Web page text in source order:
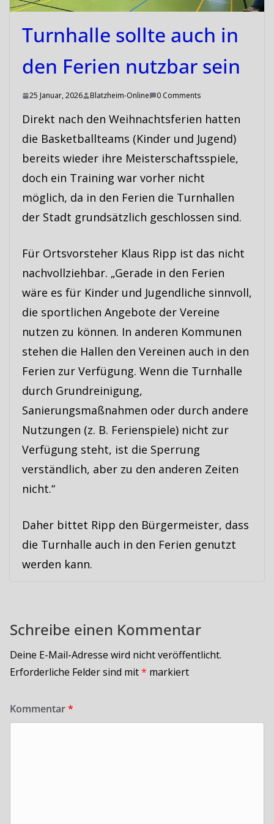
Turnhalle sollte auch in
den Ferien nutzbar sein
25 Januar, 2026 Blatzheim-Online 0 Comments
Direkt nach den Weihnachtsferien hatten
die Basketballteams (Kinder und Jugend)
bereits wieder ihre Meisterschaftsspiele,
doch ein Training war vorher nicht
möglich, da in den Ferien die Turnhallen
der Stadt grundsätzlich geschlossen sind.
Für Ortsvorsteher Klaus Ripp ist das nicht
nachvollziehbar. „Gerade in den Ferien
wäre es für Kinder und Jugendliche sinnvoll,
die sportlichen Angebote der Vereine
nutzen zu können. In anderen Kommunen
stehen die Hallen den Vereinen auch in den
Ferien zur Verfügung. Wenn die Turnhalle
durch Grundreinigung,
Sanierungsmaßnahmen oder durch andere
Nutzungen (z. B. Ferienspiele) nicht zur
Verfügung steht, ist die Sperrung
verständlich, aber zu den anderen Zeiten
nicht.“
Daher bittet Ripp den Bürgermeister, dass
die Turnhalle auch in den Ferien genutzt
werden kann.
Schreibe einen Kommentar
Deine E-Mail-Adresse wird nicht veröffentlicht.
Erforderliche Felder sind mit* markiert
Kommentar*